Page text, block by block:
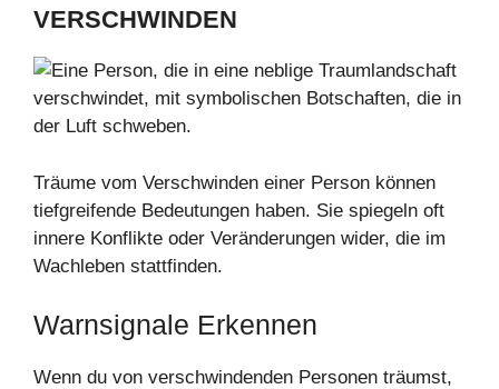
VERSCHWINDEN
Träume vom Verschwinden einer Person können
tiefgreifende Bedeutungen haben. Sie spiegeln oft
innere Konflikte oder Veränderungen wider, die im
Wachleben stattfinden.
Warnsignale Erkennen
Wenn du von verschwindenden Personen träumst,